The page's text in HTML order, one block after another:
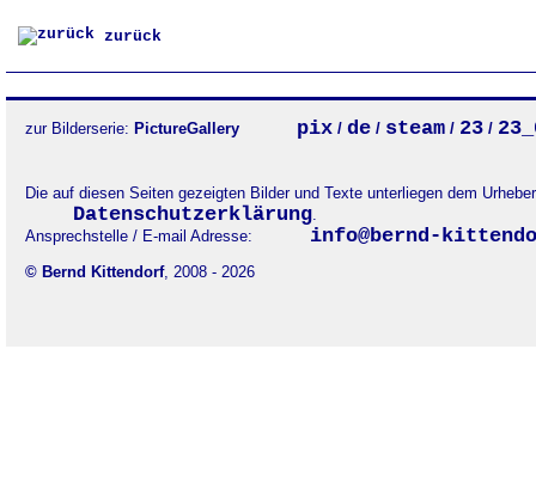
zurück
zur Bilderserie: PictureGallery pix / de / steam / 23 /
Die auf diesen Seiten gezeigten Bilder und Texte unterliegen dem
Datenschutzerklärung.
Ansprechstelle / E-mail Adresse:
info@bernd-
© Bernd Kittendorf, 2008 - 2026